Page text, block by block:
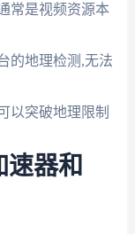
常是视频资源本
的地理检测,无法
以突破地理限制
速器和